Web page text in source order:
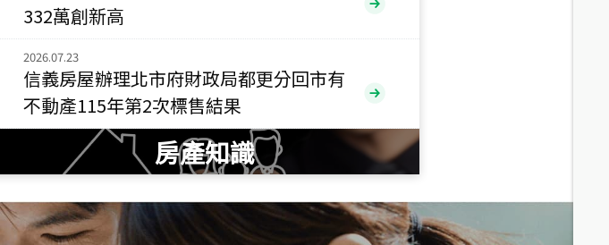
115年
小西華
115年07月 成交
捷豹
台北市中山區長春路
總價
115年07月 成交
十泉十美
台北市北投區光明路
總價
1,020 萬
332萬創新高
2026.07.23
信義房屋辦理北市府財政局都更分回市有
不動產115年第2次標售結果
房產知識